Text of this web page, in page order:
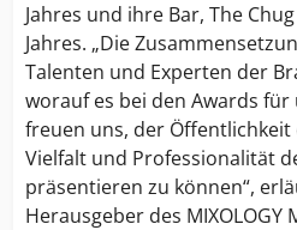
Jahres und ihre Bar, The
Jahres. „Die
Talenten und Experten der
worauf es bei den Awards
freuen uns, der
Vielfalt und Professionalität
präsentieren zu können“,
Herausgeber des